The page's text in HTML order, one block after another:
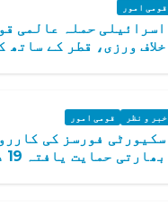
قومی امور
اسرائیلی حملہ عالمی
خلاف ورزی، قطر کے ساتھ
خبر و نظر قومی امور
سکیورٹی فورسز کی